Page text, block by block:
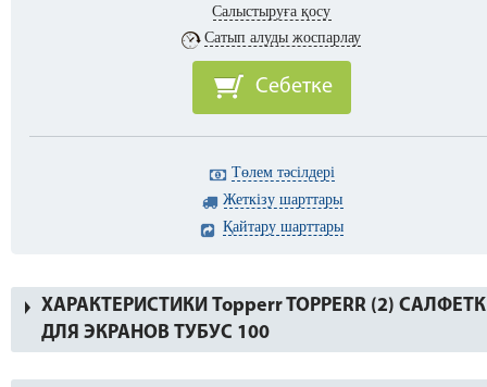
Салыстыруға қосу
Сатып алуды жоспарлау
Себетке
Төлем тәсілдері
Жеткізу шарттары
Қайтару шарттары
ХАРАКТЕРИСТИКИ Topperr TOPPERR (2)
ДЛЯ ЭКРАНОВ ТУБУС 100